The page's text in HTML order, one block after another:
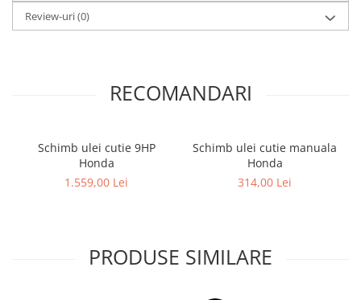
Review-uri(0)
RECOMANDARI
Schimb ulei cutie 9HP
Honda
1.559,00 Lei
Schimb ulei cutie manuala
Honda
314,00 Lei
PRODUSE SIMILARE